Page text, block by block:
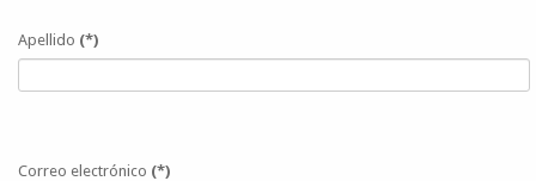
Apellido (*)
Correo electrónico (*)